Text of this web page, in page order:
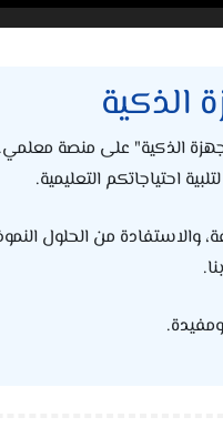
الذكية
الذكية" على منصة معلمي.
احتياجاتكم التعليمية.
من الحلول